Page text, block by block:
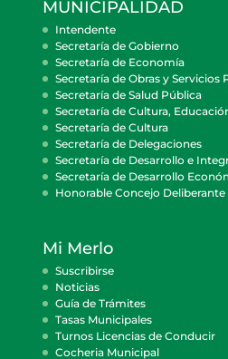
MUNICIPALIDAD
Intendente
Secretaría de Gobierno
Secretaría de Economía
Secretaría de Obras y Servicios
Secretaría de Salud Pública
Secretaría de Cultura,
Secretaría de Cultura
Secretaría de Delegaciones
Secretaría de Desarrollo e
Secretaría de Desarrollo
Honorable Concejo Deliberante
Mi Merlo
Suscribirse
Noticias
Guía de Trámites
Tasas Municipales
Turnos Licencias de Conducir
Cocheria Municipal